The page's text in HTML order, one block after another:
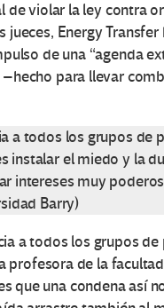
violar la ley contra
Energy Transfer
de una “agenda
para llevar
a todos los grupos de
instalar el miedo y la
intereses muy
Barry)
a todos los grupos
profesora de la
que una condena así